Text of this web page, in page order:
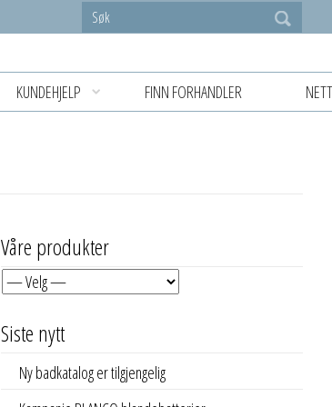
KUNDEHJELP FINN FORHANDLER
Våre produkter
Siste nytt
Ny badkatalog er tilgjengelig